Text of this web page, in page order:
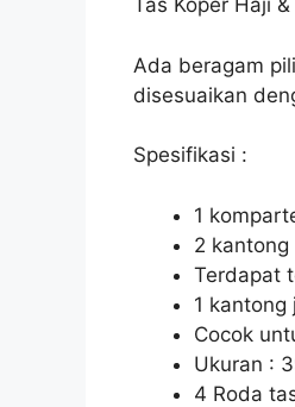
Tas Koper Haji
Ada beragam
disesuaikan
Spesifikasi :
1
2
Terdapat
1 kantong
Cocok
Ukuran :
4 Roda